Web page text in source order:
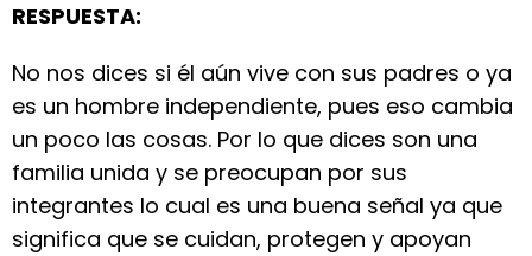
RESPUESTA:
No nos dices si él aún vive con sus padres o ya
es un hombre independiente, pues eso cambia
un poco las cosas. Por lo que dices son una
familia unida y se preocupan por sus
integrantes lo cual es una buena señal ya que
significa que se cuidan, protegen y apoyan